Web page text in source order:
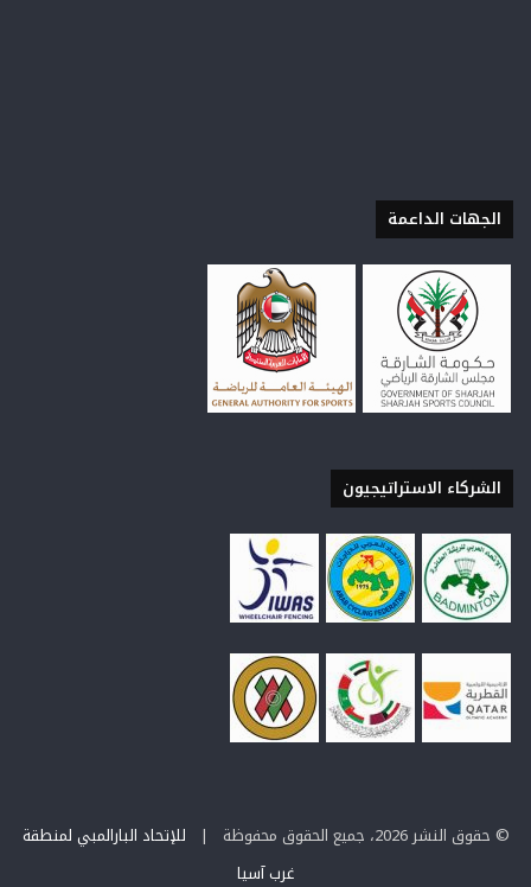
الجهات الداعمة
الشركاء الاستراتيجيون
© حقوق النشر 2026، جميع الحقوق محفوظة |
للإتحاد البارالمبي لمنطقة
غرب آسيا